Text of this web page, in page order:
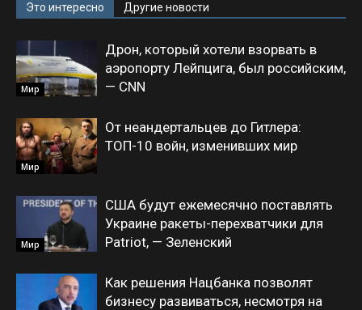
Это интересно Другие новости
Мир
Дрон, который хотели взорвать в
аэропорту Лейпцига, был российским,
— CNN
Мир
От неандертальцев до Гитлера:
ТОП-10 войн, изменивших мир
Мир
США будут ежемесячно поставлять
Украине ракеты-перехватчики для
Patriot, — Зеленский
Как решения Нацбанка позволят
бизнесу развиваться, несмотря на